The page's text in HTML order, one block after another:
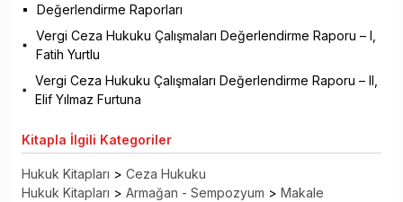
Değerlendirme Raporları
Vergi Ceza Hukuku Çalışmaları Değerlendirme Raporu – I,
Fatih Yurtlu
Vergi Ceza Hukuku Çalışmaları Değerlendirme Raporu – II,
Elif Yılmaz Furtuna
Kitapla İlgili Kategoriler
Hukuk Kitapları > Ceza Hukuku
Hukuk Kitapları > Armağan - Sempozyum > Makale